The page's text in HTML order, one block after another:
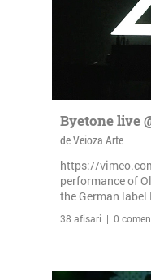
Byetone live
de Veioza Arte
https://
performance of
the German label
38 afisari | 0